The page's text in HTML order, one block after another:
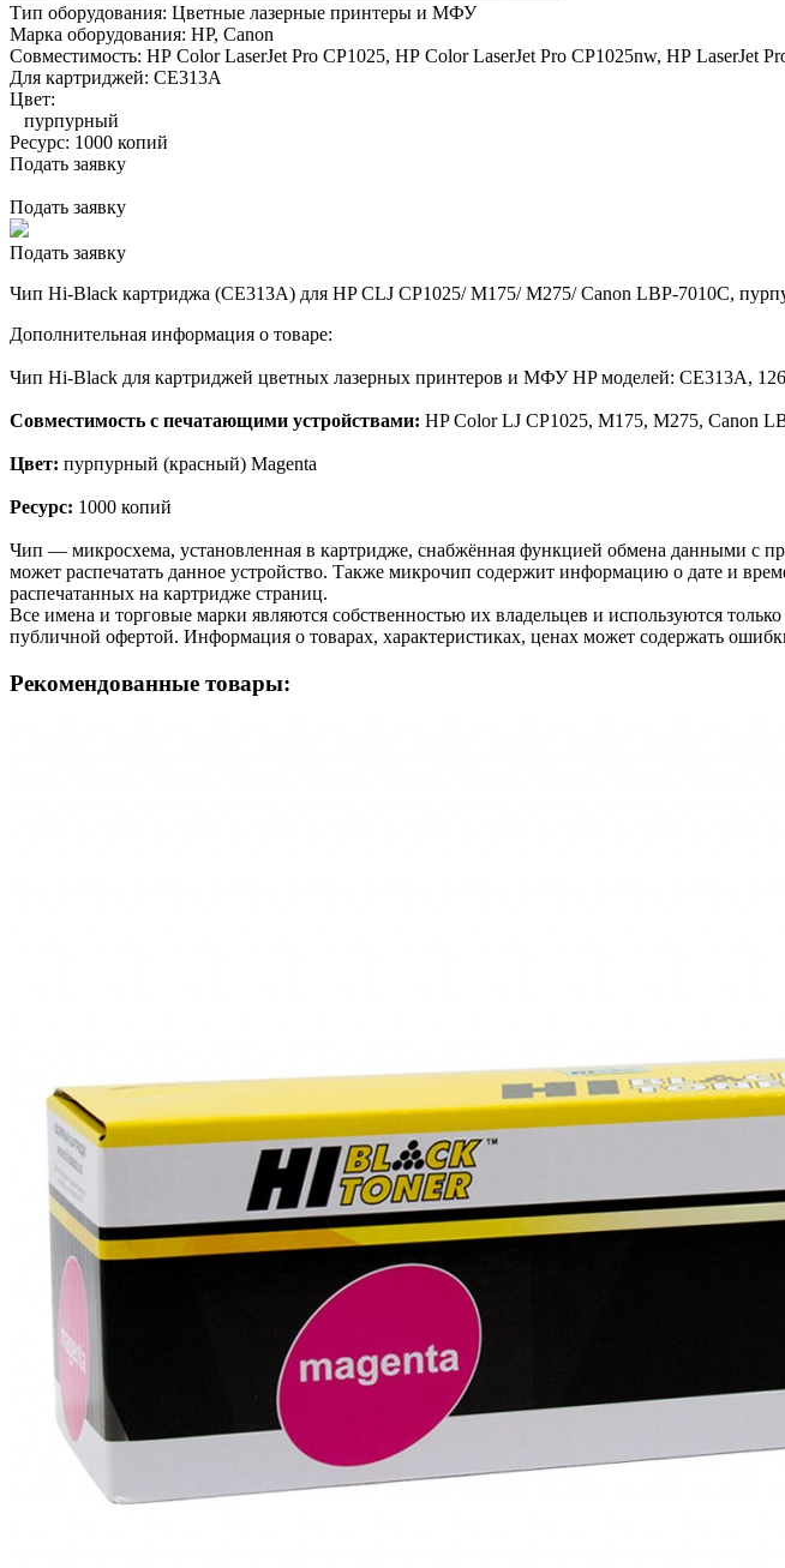
Тип оборудования: Цветные лазерные принтеры и МФУ
Марка оборудования: HP, Canon
Совместимость: HP Color LaserJet Pro CP1025, HP Color LaserJet Pro CP1025nw, HP LaserJet
Для картриджей: CE313A
Цвет:
пурпурный
Ресурс: 1000 копий
Подать заявку
Подать заявку
Подать заявку
Чип Hi-Black картриджа (CE313A) для HP CLJ CP1025/ M175/ M275/ Canon LBP-7010C,
Дополнительная информация о товаре:
Чип Hi-Black для картриджей цветных лазерных принтеров и МФУ HP моделей: CE313A,
Совместимость с печатающими устройствами: HP Color LJ CP1025, M175, M275, Canon
Цвет: пурпурный (красный) Magenta
Ресурс: 1000 копий
Чип — микросхема, установленная в картридже, снабжённая функцией обмена данными с
может распечатать данное устройство. Также микрочип содержит информацию о дате и
распечатанных на картридже страниц.
Все имена и торговые марки являются собственностью их владельцев и используются
публичной офертой. Информация о товарах, характеристиках, ценах может содержать
Рекомендованные товары: